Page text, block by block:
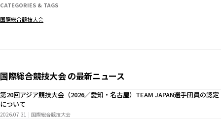
CATEGORIES & TAGS
国際総合競技大会
国際総合競技大会 の最新ニュース
第20回アジア競技大会（2026／愛知・名古屋）TEAM JAPAN選手団員の認定
について
2026.07.31 国際総合競技大会